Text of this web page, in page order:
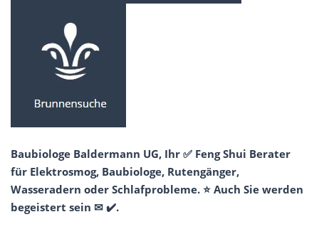
Baubiologe Baldermann UG, Ihr ✅ Feng Shui Berater
für Elektrosmog, Baubiologe, Rutengänger,
Wasseradern oder Schlafprobleme. ⭐ Auch Sie werden
begeistert sein ✉ ✔️.